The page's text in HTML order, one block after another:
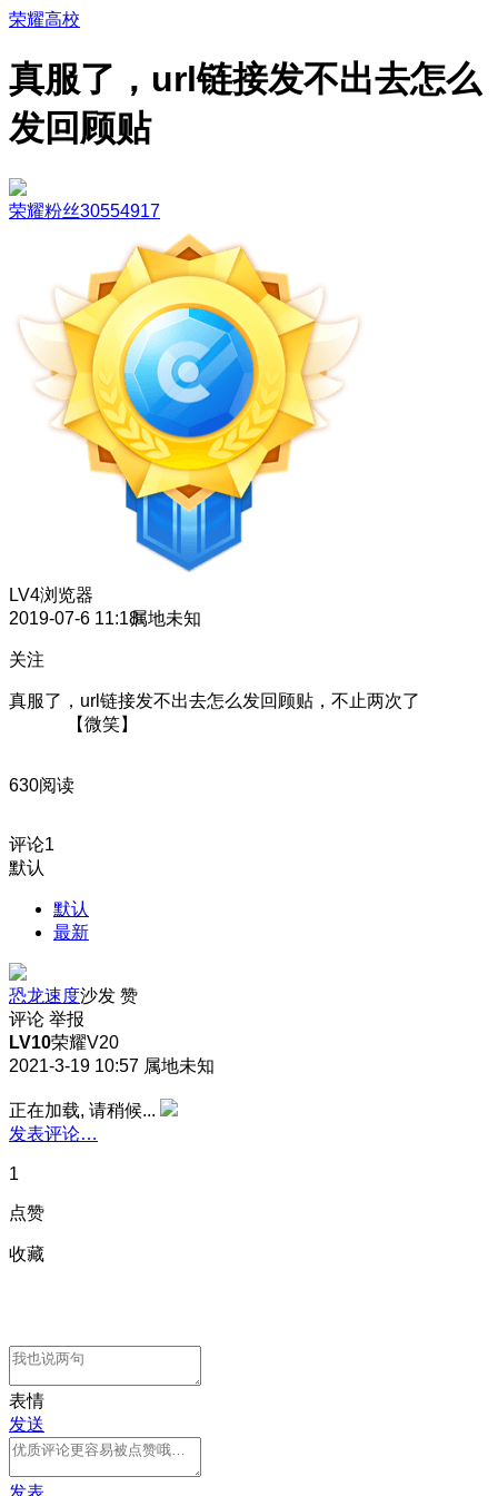
荣耀高校
真服了，url链接发不出去怎么
发回顾贴
荣耀粉丝30554917
LV4浏览器
2019-07-6 11:18属地未知
关注
真服了，url链接发不出去怎么发回顾贴，不止两次
【微笑】
630阅读
评论1
默认
默认
最新
恐龙速度沙发 赞
评论 举报
LV10荣耀V20
2021-3-19 10:57 属地未知
正在加载, 请稍候...
发表评论…
1
点赞
收藏
表情
发送
发表